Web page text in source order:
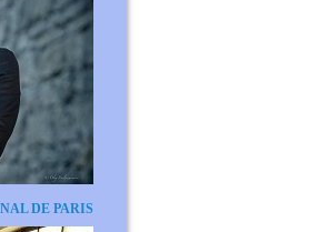
DE PARIS